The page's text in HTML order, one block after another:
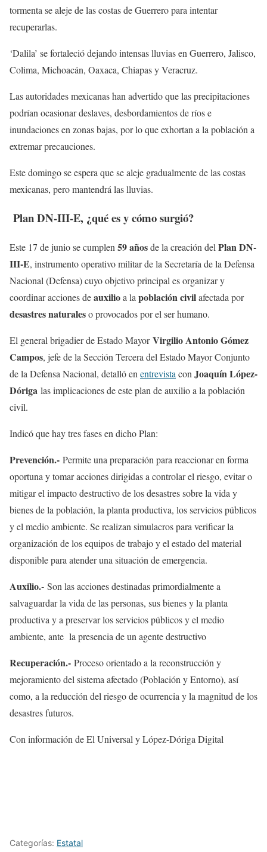
tormenta se aleje de las costas de Guerrero para intentar
recuperarlas.
‘Dalila’ se fortaleció dejando intensas lluvias en Guerrero, Jalisco,
Colima, Michoacán, Oaxaca, Chiapas y Veracruz.
Las autoridades mexicanas han advertido que las precipitaciones
podrían ocasionar deslaves, desbordamientos de ríos e
inundaciones en zonas bajas, por lo que exhortan a la población a
extremar precauciones.
Este domingo se espera que se aleje gradualmente de las costas
mexicanas, pero mantendrá las lluvias.
Plan DN-III-E, ¿qué es y cómo surgió?
Este 17 de junio se cumplen 59 añosde la creación del Plan DN-
III-E, instrumento operativo militar de la Secretaría de la Defensa
Nacional (Defensa) cuyo objetivo principal es organizar y
coordinar acciones deauxilioa la población civilafectada por
desastres naturaleso provocados por el ser humano.
El general brigadier de Estado MayorVirgilio Antonio Gómez
Campos, jefe de la Sección Tercera del Estado Mayor Conjunto
de la Defensa Nacional, detalló en entrevista con Joaquín López-
Dóriga las implicaciones de este plan de auxilio a la población
civil.
Indicó que hay tres fases en dicho Plan:
Prevención.- Permite una preparación para reaccionar en forma
oportuna y tomar acciones dirigidas a controlar el riesgo, evitar o
mitigar el impacto destructivo de los desastres sobre la vida y
bienes de la población, la planta productiva, los servicios públicos
y el medio ambiente. Se realizan simulacros para verificar la
organización de los equipos de trabajo y el estado del material
disponible para atender una situación de emergencia.
Auxilio.- Son las acciones destinadas primordialmente a
salvaguardar la vida de las personas, sus bienes y la planta
productiva y a preservar los servicios públicos y el medio
ambiente, ante la presencia de un agente destructivo
Recuperación.- Proceso orientado a la reconstrucción y
mejoramiento del sistema afectado (Población y Entorno), así
como, a la reducción del riesgo de ocurrencia y la magnitud de los
desastres futuros.
Con información de El Universal y López-Dóriga Digital
Categorías: Estatal